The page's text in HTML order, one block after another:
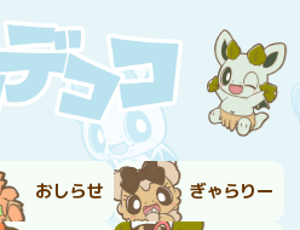
おしらせ ぎゃらりー